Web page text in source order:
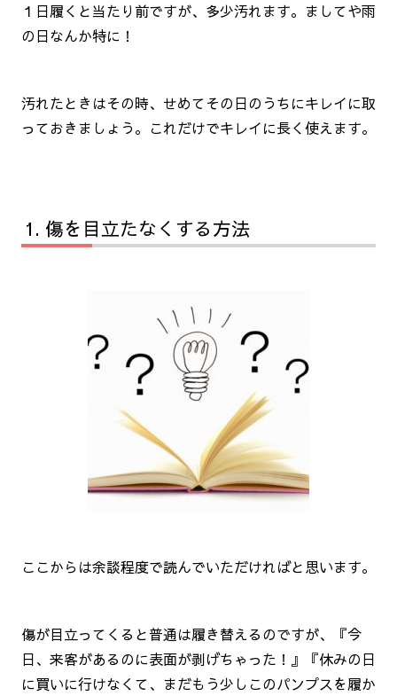
１日履くと当たり前ですが、多少汚れます。ましてや雨
の日なんか特に！
汚れたときはその時、せめてその日のうちにキレイに取
っておきましょう。これだけでキレイに長く使えます。
傷を目立たなくする方法
ここからは余談程度で読んでいただければと思います。
傷が目立ってくると普通は履き替えるのですが、『今
日、来客があるのに表面が剥げちゃった！』『休みの日
に買いに行けなくて、まだもう少しこのパンプスを履か